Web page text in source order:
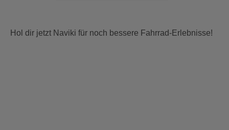
Hol dir jetzt Naviki für noch bessere Fahrrad-Erlebnisse!